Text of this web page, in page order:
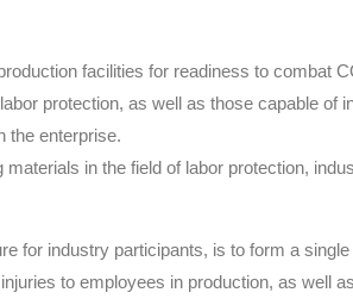
facilities for readiness to combat
protection, as well as those capable of
the enterprise.
in the field of labor protection,
for industry participants, is to form a
to employees in production, as well